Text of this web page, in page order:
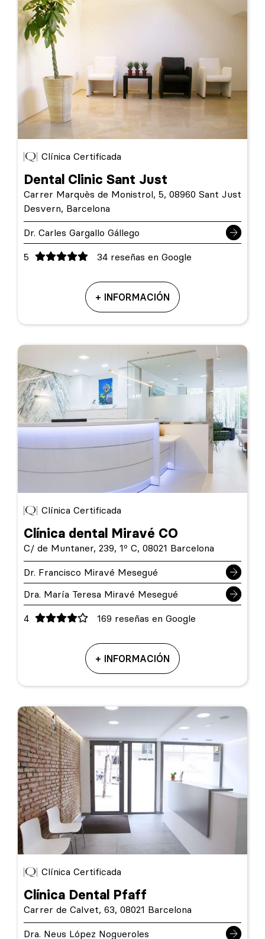
Clínica Certificada
Dental Clinic Sant Just
Carrer Marquès de Monistrol, 5, 08960 Sant Just
Desvern, Barcelona
Dr. Carles Gargallo Gállego
5 34 reseñas en Google
+ INFORMACIÓN
Clínica Certificada
Clínica dental Miravé CO
C/ de Muntaner, 239, 1º C, 08021 Barcelona
Dr. Francisco Miravé Mesegué
Dra. María Teresa Miravé Mesegué
4 169 reseñas en Google
+ INFORMACIÓN
Clínica Certificada
Clínica Dental Pfaff
Carrer de Calvet, 63, 08021 Barcelona
Dra. Neus López Nogueroles